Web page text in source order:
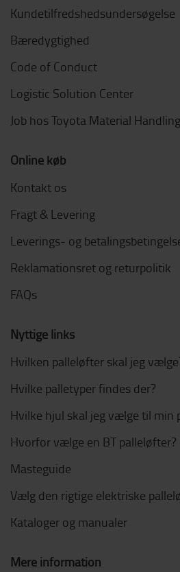
Kundetilfredshedsundersøgelse
Bæredygtighed
Code of Conduct
Logistic Solution Center
Job hos Toyota Material Handling
Online køb
Kontakt os
Fragt & Levering
Leverings- og
Reklamationsret og returpolitik
FAQs
Nyttige links
Hvilken palleløfter skal jeg
Hvilke palletyper findes der?
Hvilke hjul skal jeg vælge til min
Hvorfor vælge en BT palleløfter?
Masteguide
Vælg den rigtige elektriske
Kataloger og manualer
Mere information